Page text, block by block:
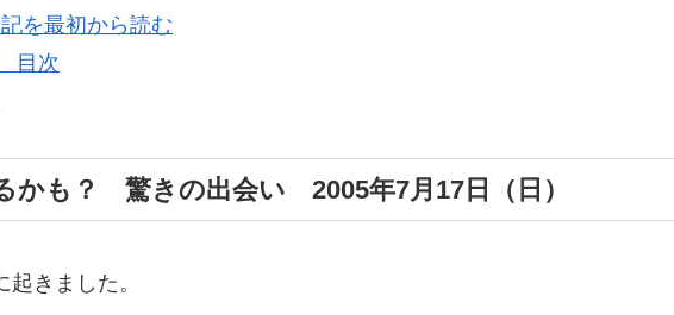
を最初から読む
目次
かも？ 驚きの出会い 2005年7月17日（日）
きました。